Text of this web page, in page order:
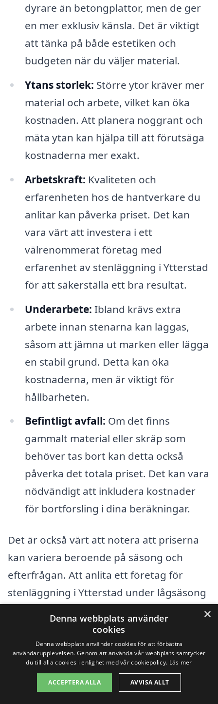
dyrare än betongplattor, men de ger
en mer exklusiv känsla. Det är viktigt
att tänka på både estetiken och
budgeten när du väljer material.
Ytans storlek: Större ytor kräver mer
material och arbete, vilket kan öka
kostnaden. Att planera noggrant och
mäta ytan kan hjälpa till att förutsäga
kostnaderna mer exakt.
Arbetskraft: Kvaliteten och
erfarenheten hos de hantverkare du
anlitar kan påverka priset. Det kan
vara värt att investera i ett
välrenommerat företag med
erfarenhet av stenläggning i Ytterstad
för att säkerställa ett bra resultat.
Underarbete: Ibland krävs extra
arbete innan stenarna kan läggas,
såsom att jämna ut marken eller lägga
en stabil grund. Detta kan öka
kostnaderna, men är viktigt för
hållbarheten.
Befintligt avfall: Om det finns
gammalt material eller skräp som
behöver tas bort kan detta också
påverka det totala priset. Det kan vara
nödvändigt att inkludera kostnader
för bortforsling i dina beräkningar.
Det är också värt att notera att priserna
kan variera beroende på säsong och
efterfrågan. Att anlita ett företag för
stenläggning i Ytterstad under lågsäsong
en exakt kostnadsuppskattning är det en
bra idé att be om offerter från olika
företag. Det gör det möjligt för dig att
jämföra priser och tjänster, vilket kan
×
Denna webbplats använder
cookies
Denna webbplats använder cookies för att förbättra
användarupplevelsen. Genom att använda vår webbplats samtycker
du till alla cookies i enlighet med vår cookiepolicy. Läs mer
ACCEPTERA ALLA AVVISA ALLT